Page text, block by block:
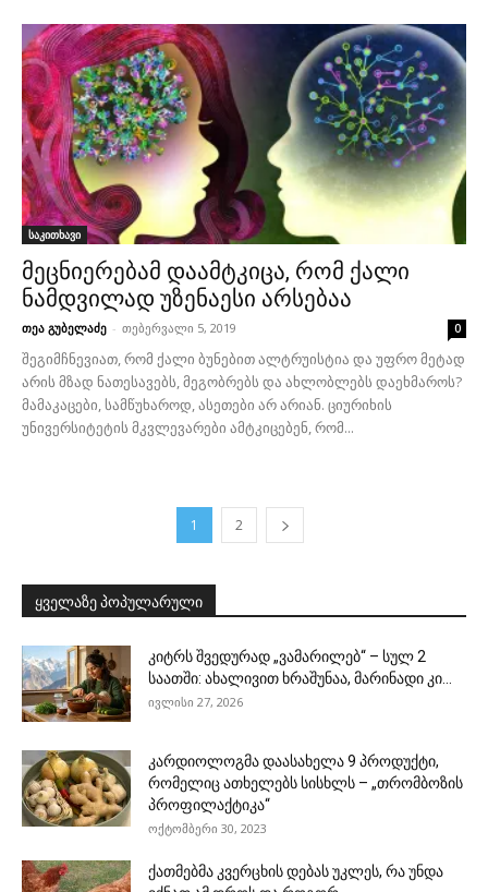
საკითხავი
მეცნიერებამ დაამტკიცა, რომ ქალი
ნამდვილად უზენაესი არსებაა
თეა გუბელაძე - თებერვალი 5, 2019 0
შეგიმჩნევიათ, რომ ქალი ბუნებით ალტრუისტია და უფრო მეტად
არის მზად ნათესავებს, მეგობრებს და ახლობლებს დაეხმაროს?
მამაკაცები, სამწუხაროდ, ასეთები არ არიან. ციურიხის
უნივერსიტეტის მკვლევარები ამტკიცებენ, რომ...
1 2
ყველაზე პოპულარული
კიტრს შვედურად „ვამარილებ“ – სულ 2
საათში: ახალივით ხრაშუნაა, მარინადი კი...
ივლისი 27, 2026
კარდიოლოგმა დაასახელა 9 პროდუქტი,
რომელიც ათხელებს სისხლს – „თრომბოზის
პროფილაქტიკა“
ოქტომბერი 30, 2023
ქათმებმა კვერცხის დებას უკლეს, რა უნდა